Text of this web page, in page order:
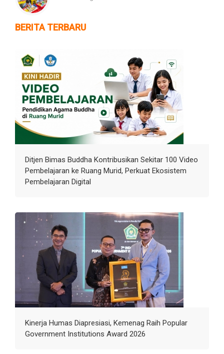
BERITA TERBARU
Ditjen Bimas Buddha Kontribusikan Sekitar 100 Video
Pembelajaran ke Ruang Murid, Perkuat Ekosistem
Pembelajaran Digital
Kinerja Humas Diapresiasi, Kemenag Raih Popular
Government Institutions Award 2026